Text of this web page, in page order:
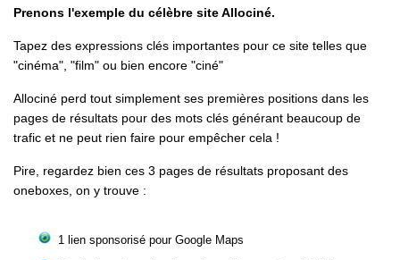
Prenons l'exemple du célèbre site Allociné.
Tapez des expressions clés importantes pour ce site telles que
"cinéma", "film" ou bien encore "ciné"
Allociné perd tout simplement ses premières positions dans les
pages de résultats pour des mots clés générant beaucoup de
trafic et ne peut rien faire pour empêcher cela !
Pire, regardez bien ces 3 pages de résultats proposant des
oneboxes, on y trouve :
1 lien sponsorisé pour Google Maps